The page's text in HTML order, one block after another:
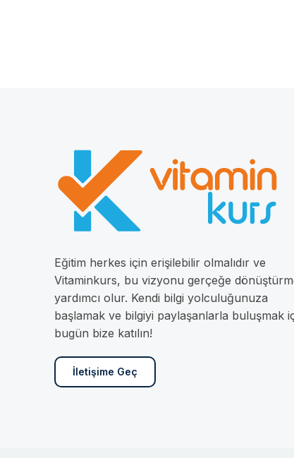
Eğitim herkes için erişilebilir olmalıdır ve
Vitaminkurs, bu vizyonu gerçeğe
yardımcı olur. Kendi bilgi yolculuğunuza
başlamak ve bilgiyi paylaşanlarla buluşmak
bugün bize katılın!
İletişime Geç